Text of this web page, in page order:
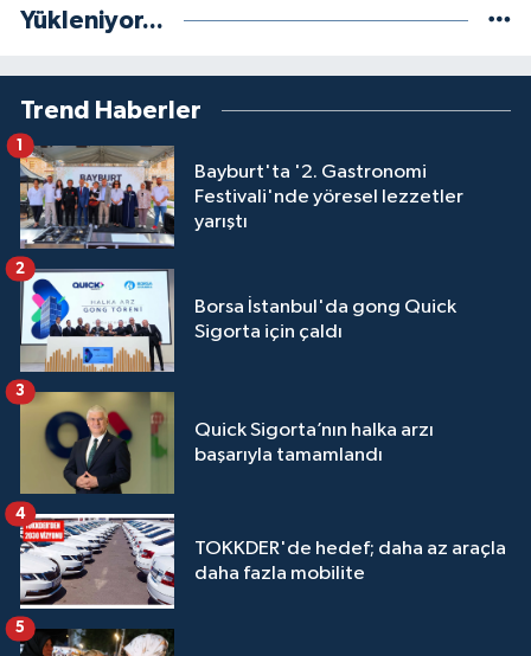
Yükleniyor...
Trend Haberler
Bayburt'ta '2. Gastronomi
Festivali'nde yöresel lezzetler
yarıştı
1
Borsa İstanbul'da gong Quick
Sigorta için çaldı
2
Quick Sigorta’nın halka arzı
başarıyla tamamlandı
3
TOKKDER'de hedef; daha az araçla
daha fazla mobilite
4
5